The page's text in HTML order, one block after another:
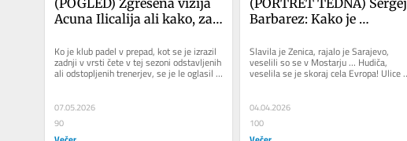
Acuna Ilicalija ali kako, za
znašel v Hullu?
Ko je klub padel v prepad, kot se je izrazil
zadnji v vrsti čete v tej sezoni odstavljenih
ali odstopljenih trenerjev, se je le oglasil
prvi mož...
07.05.2026
90
Barbarez: Kako je
nogometno BiH
Slavila je Zenica, rajalo je Sarajevo,
veselili so se v Mostarju … Hudiča,
veselila se je skoraj cela Evropa! Ulice
mest in krajev, kjer se najde...
04.04.2026
100